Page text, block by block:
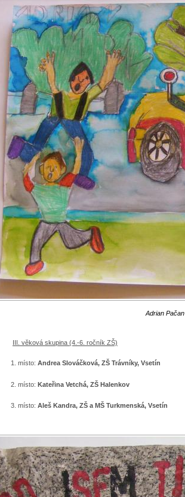
Adrian
III. věková skupina (4.-6. ročník ZŠ)
1. místo: Andrea Slováčková, ZŠ Trávníky, Vsetín
2. místo: Kateřina Vetchá, ZŠ Halenkov
3. místo: Aleš Kandra, ZŠ a MŠ Turkmenská, Vsetín